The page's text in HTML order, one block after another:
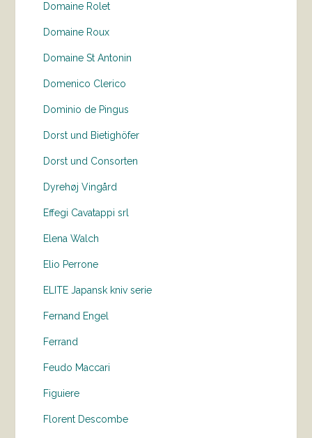
Domaine Rolet
Domaine Roux
Domaine St Antonin
Domenico Clerico
Dominio de Pingus
Dorst und Bietighöfer
Dorst und Consorten
Dyrehøj Vingård
Effegi Cavatappi srl
Elena Walch
Elio Perrone
ELITE Japansk kniv serie
Fernand Engel
Ferrand
Feudo Maccari
Figuiere
Florent Descombe